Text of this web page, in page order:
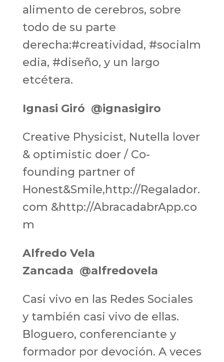
alimento de cerebros, sobre
todo de su parte
derecha:#creatividad, #socialm
edia, #diseño, y un largo
etcétera.
Ignasi Giró @ignasigiro
Creative Physicist, Nutella lover
& optimistic doer / Co-
founding partner of
Honest&Smile,http://Regalador.
com &http://AbracadabrApp.co
m
Alfredo Vela
Zancada @alfredovela
Casi vivo en las Redes Sociales
y también casi vivo de ellas.
Bloguero, conferenciante y
formador por devoción. A veces